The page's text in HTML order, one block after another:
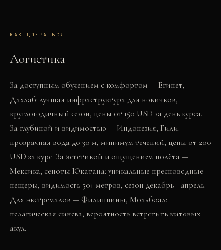
КАК ДОБРАТЬСЯ
Логистика
За доступным обучением с комфортом — Египет,
Дахлаб: лучшая инфраструктура для новичков,
круглогодичный сезон, цены от 150 USD за день курса.
За глубиной и видимостью — Индонезия, Гили:
прозрачная вода до 30 м, минимум течений, цены от 200
USD за курс. За эстетикой и ощущением полёта —
Мексика, сеноты Юкатана: уникальные пресноводные
пещеры, видимость 50+ метров, сезон декабрь—апрель.
Для экстремалов — Филиппины, Моалбоал:
пелагическая синева, вероятность встретить китовых
акул.